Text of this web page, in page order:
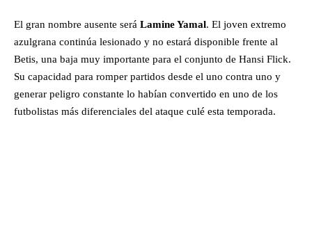
El gran nombre ausente será Lamine Yamal. El joven extremo
azulgrana continúa lesionado y no estará disponible frente al
Betis, una baja muy importante para el conjunto de Hansi Flick.
Su capacidad para romper partidos desde el uno contra uno y
generar peligro constante lo habían convertido en uno de los
futbolistas más diferenciales del ataque culé esta temporada.